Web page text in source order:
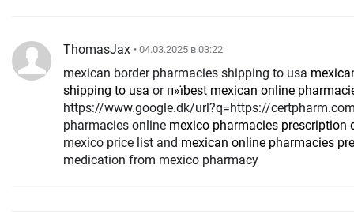
ThomasJax • 04.03.2025 в 03:22
mexican border pharmacies shipping to usa
shipping to usa or п»їbest mexican online
https://www.google.dk/url?q=https://
pharmacies online mexico pharmacies prescription
mexico price list and mexican online pharmacies
medication from mexico pharmacy